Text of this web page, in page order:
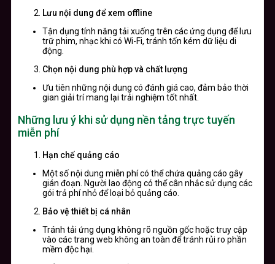
Lưu nội dung để xem offline
Tận dụng tính năng tải xuống trên các ứng dụng để lưu
trữ phim, nhạc khi có Wi-Fi, tránh tốn kém dữ liệu di
động.
Chọn nội dung phù hợp và chất lượng
Ưu tiên những nội dung có đánh giá cao, đảm bảo thời
gian giải trí mang lại trải nghiệm tốt nhất.
Những lưu ý khi sử dụng nền tảng trực tuyến
miễn phí
Hạn chế quảng cáo
Một số nội dung miễn phí có thể chứa quảng cáo gây
gián đoạn. Người lao động có thể cân nhắc sử dụng các
gói trả phí nhỏ để loại bỏ quảng cáo.
Bảo vệ thiết bị cá nhân
Tránh tải ứng dụng không rõ nguồn gốc hoặc truy cập
vào các trang web không an toàn để tránh rủi ro phần
mềm độc hại.